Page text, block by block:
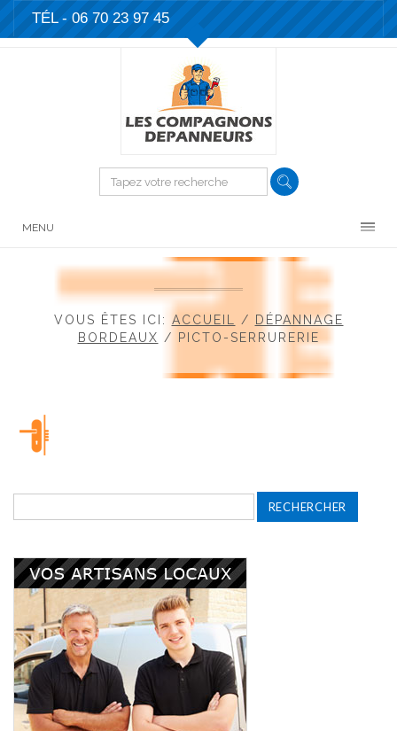
TÉL - 06 70 23 97 45
MENU
VOUS ÊTES ICI: ACCUEIL /
DÉPANNAGE
BORDEAUX / PICTO-SERRURERIE